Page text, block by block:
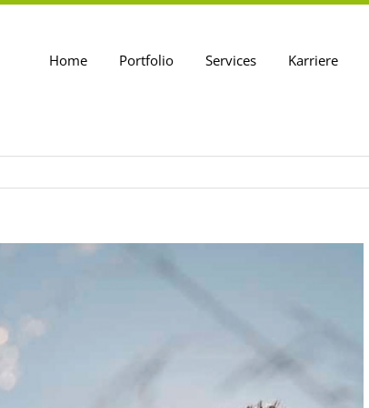
Home Portfolio Services Karriere